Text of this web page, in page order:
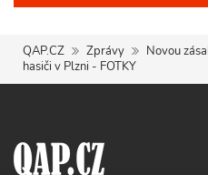
QAP.CZ Zprávy
Novou
hasiči v Plzni - FOTKY